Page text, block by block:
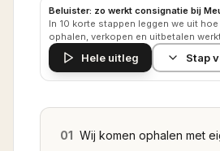
Beluister: zo werkt consignatie bij
In 10 korte stappen leggen we uit
ophalen, verkopen en uitbetalen
Hele uitleg Stap
01 Wij komen ophalen met